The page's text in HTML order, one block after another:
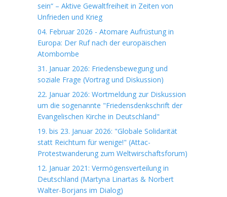
sein“ – Aktive Gewaltfreiheit in Zeiten von
Unfrieden und Krieg
04. Februar 2026 - Atomare Aufrüstung in
Europa: Der Ruf nach der europäischen
Atombombe
31. Januar 2026: Friedensbewegung und
soziale Frage (Vortrag und Diskussion)
22. Januar 2026: Wortmeldung zur Diskussion
um die sogenannte "Friedensdenkschrift der
Evangelischen Kirche in Deutschland"
19. bis 23. Januar 2026: "Globale Solidarität
statt Reichtum für wenige!" (Attac-
Protestwanderung zum Weltwirschaftsforum)
12. Januar 2021: Vermögensverteilung in
Deutschland (Martyna Linartas & Norbert
Walter-Borjans im Dialog)